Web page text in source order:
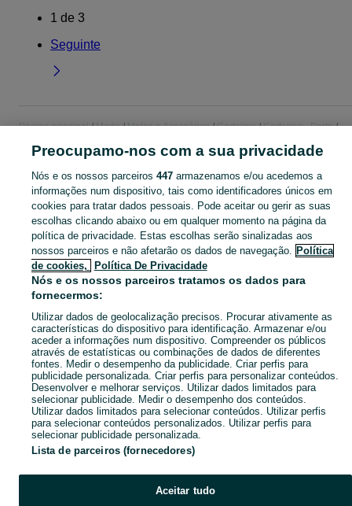
1 de 3
Seguinte
Página principal Moda Malas e Acessórios Carteiras
Carteiras - Porto
CATEGORIA
Navegue pelos últimos anúncios de Carteiras em Póvoa De Varzim, Beiriz E Argivai no OLX Portugal. Compre e venda produtos locais com facilidade e segurança. Mostrar
Mapa do site
Mapa das freguesias
Mapa de mini-sites
Pesquisas populares
Preocupamo-nos com a sua privacidade
Nós e os nossos parceiros 447armazenamos e/ou acedemos a
informações num dispositivo, tais como identificadores únicos em
cookies para tratar dados pessoais. Pode aceitar ou gerir as suas
escolhas clicando abaixo ou em qualquer momento na página da
política de privacidade. Estas escolhas serão sinalizadas aos
nossos parceiros e não afetarão os dados de navegação. Política
de cookies,
Política De Privacidade
Nós e os nossos parceiros tratamos os dados para
fornecermos:
Utilizar dados de geolocalização precisos. Procurar ativamente as
características do dispositivo para identificação. Armazenar e/ou
aceder a informações num dispositivo. Compreender os públicos
através de estatísticas ou combinações de dados de diferentes
fontes. Medir o desempenho da publicidade. Criar perfis para
publicidade personalizada. Criar perfis para personalizar conteúdos.
Desenvolver e melhorar serviços. Utilizar dados limitados para
selecionar publicidade. Medir o desempenho dos conteúdos.
Utilizar dados limitados para selecionar conteúdos. Utilizar perfis
para selecionar conteúdos personalizados. Utilizar perfis para
selecionar publicidade personalizada.
Lista de parceiros (fornecedores)
Aceitar tudo